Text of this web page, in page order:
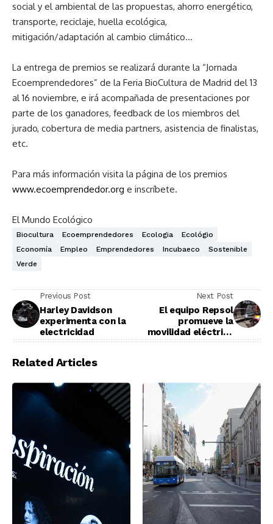
social y el ambiental de las propuestas, ahorro energético,
transporte, reciclaje, huella ecológica,
mitigación/adaptación al cambio climático…
La entrega de premios se realizará durante la “Jornada
Ecoemprendedores” de la Feria BioCultura de Madrid del 13
al 16 noviembre, e irá acompañada de presentaciones por
parte de los ganadores, feedback de los miembros del
jurado, cobertura de media partners, asistencia de finalistas,
etc.
Para más información visita la página de los premios
www.ecoemprendedor.org e inscríbete.
El Mundo Ecológico
Biocultura Ecoemprendedores Ecologia
Ecológio
Economía
Empleo Emprendedores Incubaeco
Sostenible
Verde
Previous Post
Harley Davidson
experimenta con la
electricidad
Next Post
El equipo Repsol
promueve la
movilidad eléctrica
Related Articles